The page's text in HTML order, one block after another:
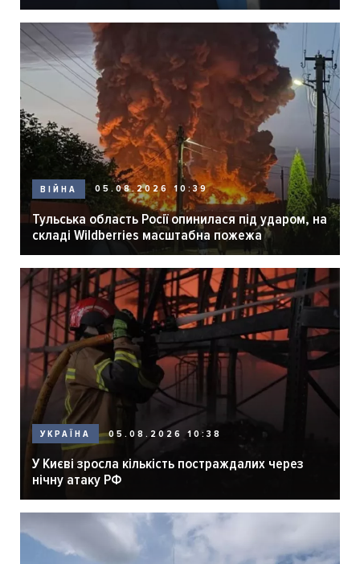
ВІЙНА 05.08.2026 10:39
Тульська область Росії опинилася під ударом, на
складі Wildberries масштабна пожежа
УКРАЇНА 05.08.2026 10:38
У Києві зросла кількість постраждалих через
нічну атаку РФ